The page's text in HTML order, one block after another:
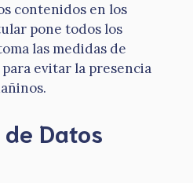
contenidos en los
pone todos los
las medidas de
evitar la presencia
Datos